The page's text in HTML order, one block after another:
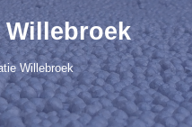
Willebroek